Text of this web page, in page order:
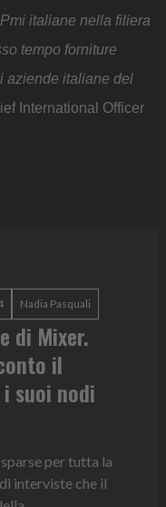
italiane nella filiera
tempo forniture
aziende italiane del
International Officer
Nadia Pasquali
di Mixer.
il
suoi nodi
per tutta la
interviste che il